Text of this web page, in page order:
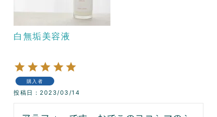
白無垢美容液
購入者
投稿日 2023/03/14